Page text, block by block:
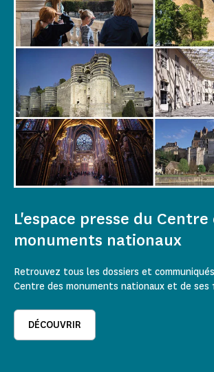
L'espace presse du Centre
monuments nationaux
Retrouvez tous les dossiers et
Centre des monuments nationaux et de ses
DÉCOUVRIR